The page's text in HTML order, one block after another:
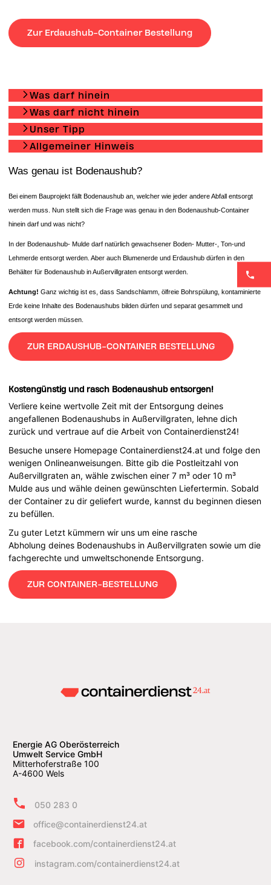
Zur Erdaushub-Container Bestellung
Was darf hinein
Was darf nicht hinein
Unser Tipp
Allgemeiner Hinweis
Was genau ist Bodenaushub?
Bei einem Bauprojekt fällt Bodenaushub an, welcher wie jeder andere Abfall entsorgt
werden muss. Nun stellt sich die Frage was genau in den Bodenaushub-Container
hinein darf und was nicht?
In der Bodenaushub- Mulde darf natürlich gewachsener Boden- Mutter-, Ton-und
Lehmerde entsorgt werden. Aber auch Blumenerde und Erdaushub dürfen in den
Behälter für Bodenaushub in Außervillgraten entsorgt werden.
Achtung! Ganz wichtig ist es, dass Sandschlamm, ölfreie Bohrspülung, kontaminierte
Erde keine Inhalte des Bodenaushubs bilden dürfen und separat gesammelt und
entsorgt werden müssen.
ZUR ERDAUSHUB-CONTAINER BESTELLUNG
Kostengünstig und rasch Bodenaushub entsorgen!
Verliere keine wertvolle Zeit mit der Entsorgung deines
angefallenen Bodenaushubs in Außervillgraten, lehne dich
zurück und vertraue auf die Arbeit von Containerdienst24!
Besuche unsere Homepage Containerdienst24.at und folge den
wenigen Onlineanweisungen. Bitte gib die Postleitzahl von
Außervillgraten an, wähle zwischen einer 7 m³ oder 10 m³
Mulde aus und wähle deinen gewünschten Liefertermin. Sobald
der Container zu dir geliefert wurde, kannst du beginnen diesen
zu befüllen.
Zu guter Letzt kümmern wir uns um eine rasche
Abholung deines Bodenaushubs in Außervillgraten sowie um die
fachgerechte und umweltschonende Entsorgung.
ZUR CONTAINER-BESTELLUNG
Energie AG Oberösterreich
Umwelt Service GmbH
Mitterhoferstraße 100
A-4600 Wels
050 283 0
office@containerdienst24.at
facebook.com/containerdienst24.at
instagram.com/containerdienst24.at